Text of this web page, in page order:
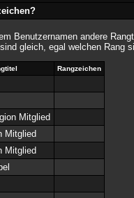
Benutzernamen andere
gleich, egal welchen Rang
Rangzeichen
Mitglied
Mitglied
Mitglied